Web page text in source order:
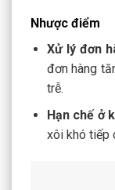
Nhược điểm
Xử lý đơn
đơn hàng
trễ.
Hạn chế ở
xôi khó tiếp